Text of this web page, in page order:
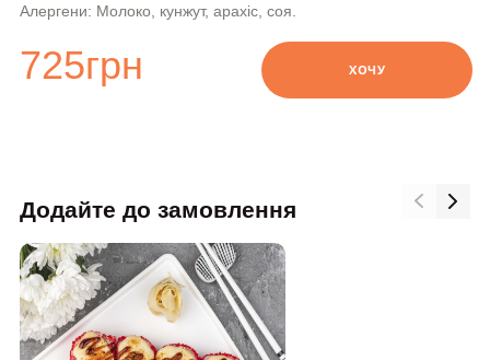
Алергени: Молоко, кунжут, арахіс, соя.
725грн ХОЧУ
Додайте до замовлення